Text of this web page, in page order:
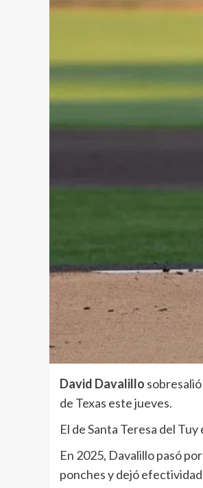
David Davalillo
de Texas este jueves.
El de Santa Teresa del
En 2025, Davalillo pasó
ponches y dejó